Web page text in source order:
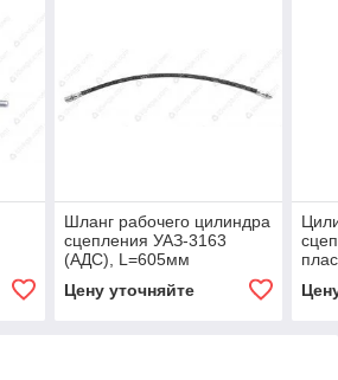
Шланг рабочего цилиндра
сцепления УАЗ-3163
(АДС), L=605мм
Цену уточняйте